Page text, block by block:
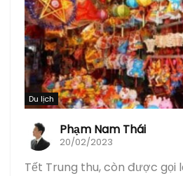
Du lịch
Phạm Nam Thái
20/02/2023
Tết Trung thu, còn được gọi